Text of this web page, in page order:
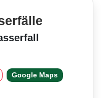
Google Maps